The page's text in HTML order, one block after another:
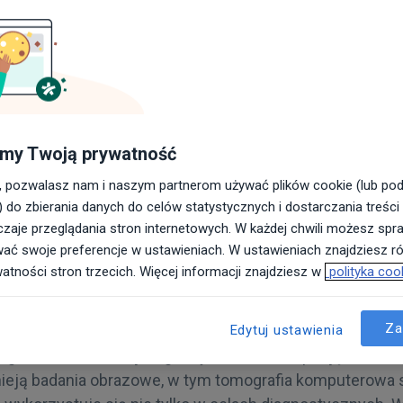
ZnanyLekarz
bioder nie jest podstawowym badaniem
musi być wykonana. Czego się wtedy można
stawu biodrowego objawiają się najczęściej bólem –
a nawet uda lub kolana – ograniczeniem
czy trzaskami i przeskakiwaniem stawu.
niestety z całą pewnością określić, co stanowi
że ból może promieniować na biodra też z
Brak właściwej diagnozy utrudnia zaś podjęcie
badania obrazowe, w tym tomografia komputerowa
Twoją prywatność
pozwalasz nam i naszym partnerom używać plików cookie (lub
do zbierania danych do celów statystycznych i dostarczania treści
przeglądania stron internetowych. W każdej chwili możesz
swoje preferencje w ustawieniach. W ustawieniach znajdziesz
stron trzecich. Więcej informacji znajdziesz w polityka
Edytuj ustawienia